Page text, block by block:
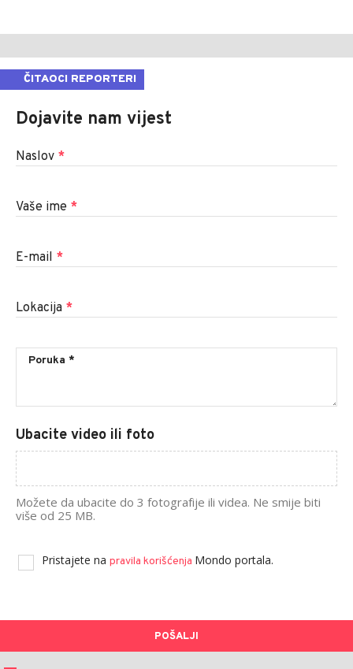
ČITAOCI REPORTERI
Dojavite nam vijest
Naslov *
Vaše ime *
E-mail *
Lokacija *
Ubacite video ili foto
Možete da ubacite do 3 fotografije ili videa. Ne smije biti
više od 25 MB.
Pristajete na pravila korišćenja Mondo portala.
POŠALJI